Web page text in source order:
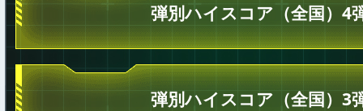
弾別ハイスコア（全国）4
弾別ハイスコア（全国）3